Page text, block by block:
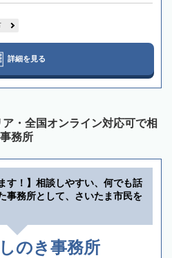
詳細を見る
・全国オンライン対応可で相
務所
す！】相談しやすい、何でも話
事務所として、さいたま市民を
のき事務所